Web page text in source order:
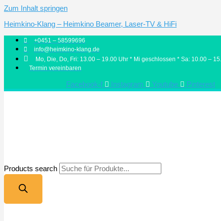
Zum Inhalt springen
Heimkino-Klang – Heimkino Beamer, Laser-TV & HiFi
+0451 – 58599696
info@heimkino-klang.de
Mo, Die, Do, Fri: 13.00 – 19.00 Uhr * Mi geschlossen * Sa: 10.00 –
Termin vereinbaren
Facebook-f Instagram Youtube Pinterest
Products search